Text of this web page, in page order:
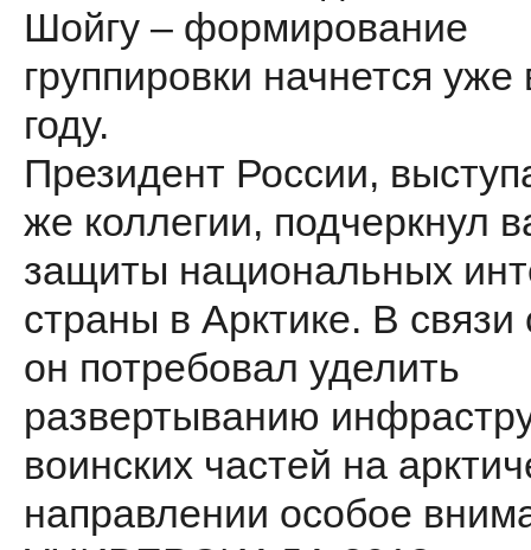
Шойгу – формирование
группировки начнется уже
году.
Президент России,
же коллегии, подчеркнул
защиты национальных
страны в Арктике. В связи
он потребовал уделить
развертыванию
воинских частей на
направлении особое